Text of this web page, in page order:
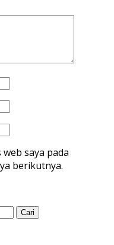
saya pada
berikutnya.